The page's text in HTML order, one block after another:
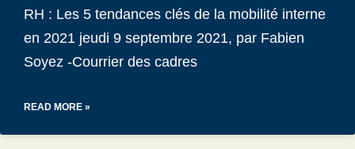
RH : Les 5 tendances clés de la mobilité interne
en 2021 jeudi 9 septembre 2021, par Fabien
Soyez -Courrier des cadres
READ MORE »